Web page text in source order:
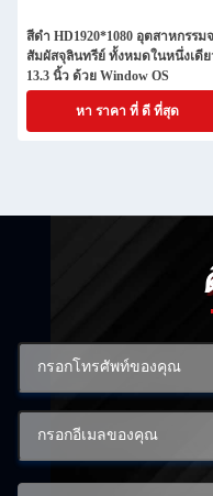
สีดํา HD1920*1080 อุตสาหกรรม
สัมผัสจุลินทรีย์ ทั้งหมดในหนึ่งเดีย
13.3 นิ้ว ด้วย Window OS
หา ราคา ที่ ดี ที่สุด